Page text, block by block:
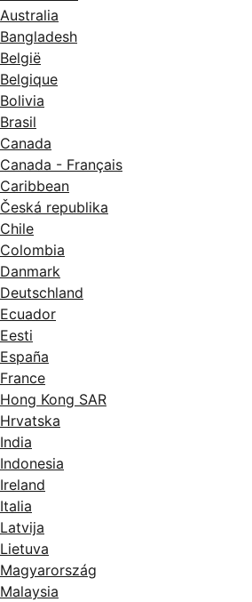
Australia
Bangladesh
België
Belgique
Bolivia
Brasil
Canada
Canada - Français
Caribbean
Česká republika
Chile
Colombia
Danmark
Deutschland
Ecuador
Eesti
España
France
Hong Kong SAR
Hrvatska
India
Indonesia
Ireland
Italia
Latvija
Lietuva
Magyarország
Malaysia